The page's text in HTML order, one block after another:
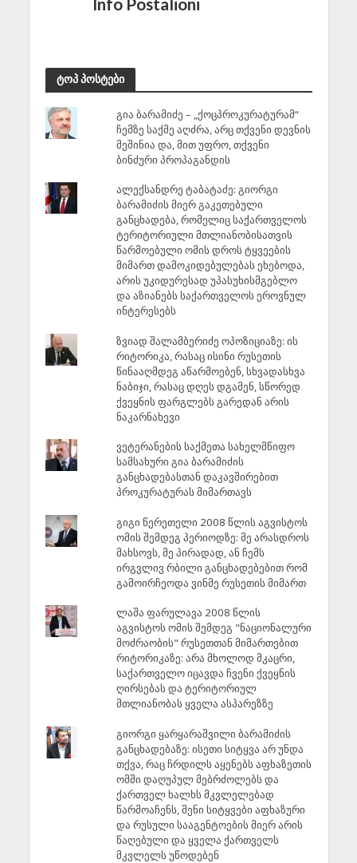
ტოპ პოსტები
გია ბარამიძე – „ქოცპროკურატურამ“
ჩემზე საქმე აღძრა, არც თქვენი დევნის
მეშინია და, მით უფრო, თქვენი
ბინძური პროპაგანდის
ალექსანდრე ტაბატაძე: გიორგი
ბარამიძის მიერ გაკეთებული
განცხადება, რომელიც საქართველოს
ტერიტორიული მთლიანობისათვის
წარმოებული ომის დროს ტყვეების
მიმართ დამოკიდებულებას ეხებოდა,
არის უკიდურესად უპასუხისმგებლო
და აზიანებს საქართველოს ეროვნულ
ინტერესებს
ზვიად შალამბერიძე ოპოზიციაზე: ის
რიტორიკა, რასაც ისინი რუსეთის
წინააღმდეგ აწარმოებენ, სხვადასხვა
ნაბიჯი, რასაც დღეს დგამენ, სწორედ
ქვეყნის ფარგლებს გარედან არის
ნაკარნახევი
ვეტერანების საქმეთა სახელმწიფო
სამსახური გია ბარამიძის
განცხადებასთან დაკავშირებით
პროკურატურას მიმართავს
გიგი წერეთელი 2008 წლის აგვისტოს
ომის შემდეგ პერიოდზე: მე არასდროს
მახსოვს, მე პირადად, ან ჩემს
ირგვლივ რბილი განცხადებებით რომ
გამოირჩეოდა ვინმე რუსეთის მიმართ
ლაშა ფარულავა 2008 წლის
აგვისტოს ომის შემდეგ "ნაციონალური
მოძრაობის" რუსეთთან მიმართებით
რიტორიკაზე: არა მხოლოდ მკაცრი,
საქართველო იცავდა ჩვენი ქვეყნის
ღირსებას და ტერიტორიულ
მთლიანობას ყველა ასპარეზზე
გიორგი ყარყარაშვილი ბარამიძის
განცხადებაზე: ისეთი სიტყვა არ უნდა
თქვა, რაც ჩრდილს აყენებს აფხაზეთის
ომში დაღუპულ მებრძოლებს და
ქართველ ხალხს მკვლელებად
წარმოაჩენს, შენი სიტყვები აფხაზური
და რუსული სააგენტოების მიერ არის
წაღებული და ყველა ქართველს
მკვლელს უწოდებენ